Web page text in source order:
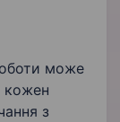
може
кожен
з